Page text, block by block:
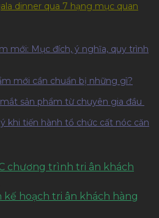
dinner qua 7 hạng mục quan
mới: Mục đích, ý nghĩa, quy trình
mới cần chuẩn bị những gì?
sản phẩm từ chuyên gia đầu
khi tiến hành tổ chức cất nóc căn
chương trình tri ân khách
kế hoạch tri ân khách hàng